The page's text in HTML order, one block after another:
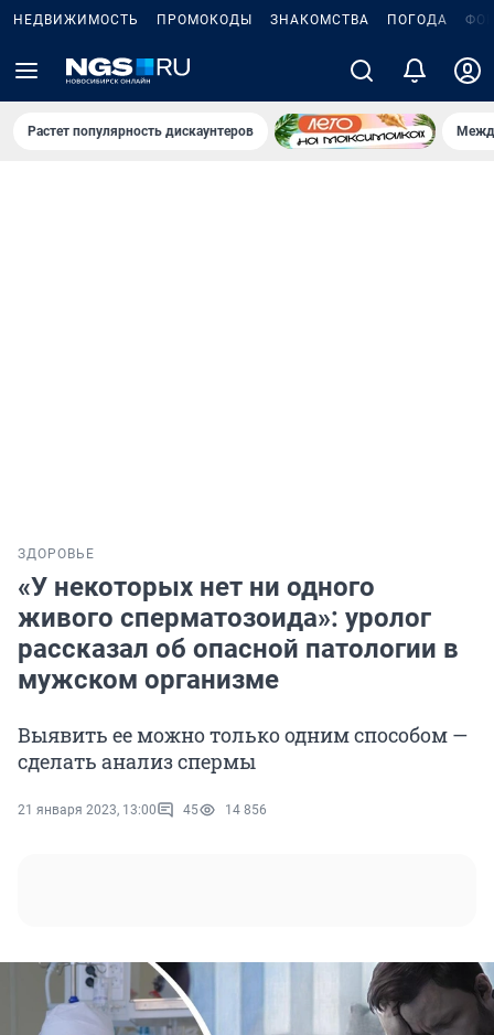
НЕДВИЖИМОСТЬ ПРОМОКОДЫ ЗНАКОМСТВА ПОГОДА
Растет популярность дискаунтеров
ЗДОРОВЬЕ
«У некоторых нет ни одного
живого сперматозоида»: уролог
рассказал об опасной патологии в
мужском организме
Выявить ее можно только одним способом —
сделать анализ спермы
21 января 2023, 13:00 45 14 856